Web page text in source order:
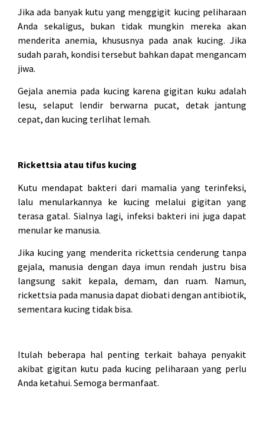
Jika ada banyak kutu yang menggigit kucing peliharaan
Anda sekaligus, bukan tidak mungkin mereka akan
menderita anemia, khususnya pada anak kucing. Jika
sudah parah, kondisi tersebut bahkan dapat mengancam
jiwa.
Gejala anemia pada kucing karena gigitan kuku adalah
lesu, selaput lendir berwarna pucat, detak jantung
cepat, dan kucing terlihat lemah.
Rickettsia atau tifus kucing
Kutu mendapat bakteri dari mamalia yang terinfeksi,
lalu menularkannya ke kucing melalui gigitan yang
terasa gatal. Sialnya lagi, infeksi bakteri ini juga dapat
menular ke manusia.
Jika kucing yang menderita rickettsia cenderung tanpa
gejala, manusia dengan daya imun rendah justru bisa
langsung sakit kepala, demam, dan ruam. Namun,
rickettsia pada manusia dapat diobati dengan antibiotik,
sementara kucing tidak bisa.
Itulah beberapa hal penting terkait bahaya penyakit
akibat gigitan kutu pada kucing peliharaan yang perlu
Anda ketahui. Semoga bermanfaat.